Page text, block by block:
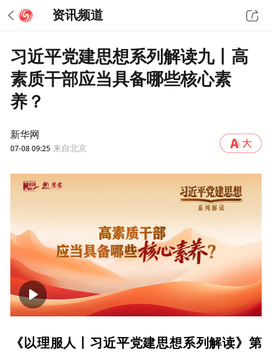
资讯频道
习近平党建思想系列解读九丨高
素质干部应当具备哪些核心素
养？
新华网
07-08 09:25 来自北京
00:00
《以理服人丨习近平党建思想系列解读》第